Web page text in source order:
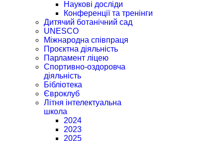
Наукові досліди
Конференції та тренінги
Дитячий ботанічний сад
UNESCO
Міжнародна співпраця
Проєктна діяльність
Парламент ліцею
Спортивно-оздоровча
діяльність
Бібліотека
Євроклуб
Літня інтелектуальна
школа
2024
2023
2025